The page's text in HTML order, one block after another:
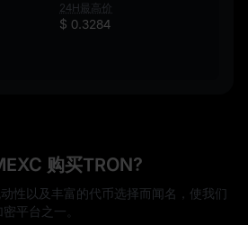
24H最高价
$ 0.3284
购买TRON?
性以及丰富的代币选择而闻名，使我们
平台之一。